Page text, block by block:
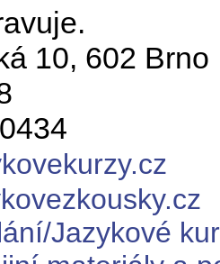
10, 602 Brno
Jazykové